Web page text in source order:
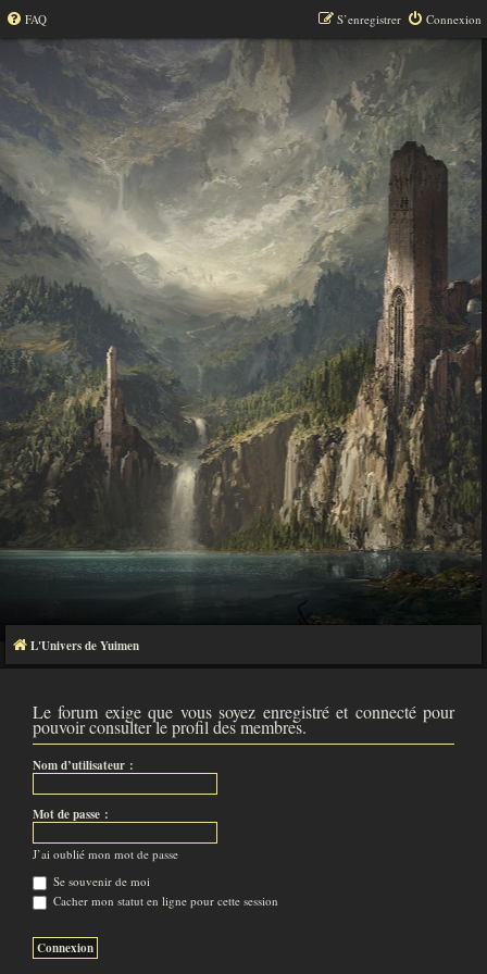
FAQ Connexion
S’enregistrer
L'Univers de Yuimen
Le forum exige que vous soyez enregistré et connecté pour
pouvoir consulter le profil des membres.
Nom d’utilisateur :
Mot de passe :
J’ai oublié mon mot de passe
Se souvenir de moi
Cacher mon statut en ligne pour cette session